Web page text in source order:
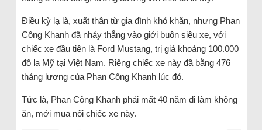
Điều kỳ lạ là, xuất thân từ gia đình khó khăn, nhưng Phan
Công Khanh đã nhảy thẳng vào giới buôn siêu xe, với
chiếc xe đầu tiên là Ford Mustang, trị giá khoảng 100.000
đô la Mỹ tại Việt Nam. Riêng chiếc xe này đã bằng 476
tháng lương của Phan Công Khanh lúc đó.
Tức là, Phan Công Khanh phải mất 40 năm đi làm không
ăn, mới mua nổi chiếc xe này.